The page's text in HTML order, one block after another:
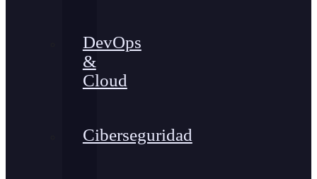
DevOps
&
Cloud
Ciberseguridad